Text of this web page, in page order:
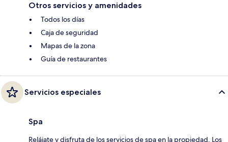
Otros servicios y amenidades
Todos los días
Caja de seguridad
Mapas de la zona
Guía de restaurantes
Servicios especiales
Spa
Relájate y disfruta de los servicios de spa en la propiedad. Los